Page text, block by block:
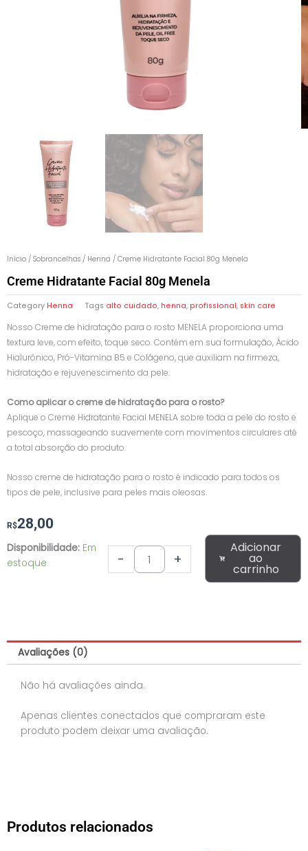
Início / Sobrancelhas / Henna / Creme Hidratante Facial 80g Menela
Creme Hidratante Facial 80g Menela
Category Henna Tags alto cuidado, henna, profissional, skin care
Nosso Creme de hidratação para o rosto MENELA proporciona uma
textura leve, com efeito, toque seco. Contém em sua formulação, Ácido
Hialurônico, Pró-Vitamina B5 e Colágeno, que auxiliam na firmeza,
hidratação e rejuvenescimento da pele.
Como aplicar o creme de hidratação para o rosto?
Aplique o Creme Hidratante Facial MENELA sobre toda a pele do rosto e
pescoço, massageando suavemente com movimentos circulares até
a total absorção do produto.
Nosso creme de hidratação para o rosto é indicado para todos os
tipos de pele, inclusive para peles mais oleosas.
R$28,00
Disponibilidade: Em
estoque
-
Hidratante
Facial
+
Adicionar
ao
carrinho
Avaliações (0)
Não há avaliações ainda.
Apenas clientes conectados que compraram este
produto podem deixar uma avaliação.
Produtos relacionados